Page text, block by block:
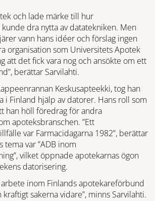
och lade märke till hur
dra nytta av datatekniken. Men
vann hans idéer och förslag ingen
organisation som Universitets Apotek
att det fick vara nog och ansökte om ett
berättar Sarvilahti.
Keskusapteekki, tog han
i Finland hjälp av datorer. Hans roll som
han höll föredrag för andra
apoteksbranschen. ”Ett
var Farmacidagarna 1982”, berättar
tema var ”ADB inom
vilket öppnade apotekarnas ögon
datorisering.
arbete inom Finlands apotekareförbund
sakerna vidare”, minns Sarvilahti.